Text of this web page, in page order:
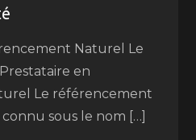
Naturel Le
en
Le référencement
sous le nom […]